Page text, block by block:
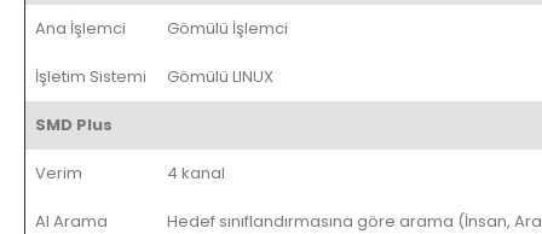
Ana İşlemci Gömülü İşlemci
İşletim Sistemi Gömülü LINUX
SMD Plus
Verim 4 kanal
AI Arama Hedef sınıflandırmasına göre arama (İnsan,